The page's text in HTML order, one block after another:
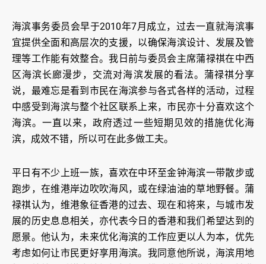
海滨事务委员会早于2010年7月成立，过去一直就海滨事
宜提供全面和高层次的支援，以确保海滨设计、发展及管
理等工作能有效整合。我日前与委员会主席蒲禄祺在中西
区海滨长廊漫步，交流对海滨发展的看法。蒲禄祺分享
说，最难忘是看到市民在海滨参与各式各样的活动，过程
中感受到海滨与整个社区联系上来，市民亦十分喜欢这个
海滨。一直以来，政府透过一些短期见效的措施优化海
滨，成效不错，所以可在此多做工夫。
平日有不少上班一族，喜欢在中环至金钟海滨一带散步或
跑步，在维港岸边吹吹海风，或在绿油油的草地野餐。蒲
禄祺认为，维港象征香港的过去、现在和将来，与城市发
展的历史息息相关，亦代表今日的香港和我们希望达到的
愿景。他认为，未来优化海滨的工作应更以人为本，优先
考虑如何让市民更好享用海滨。我同意他所说，海滨用地